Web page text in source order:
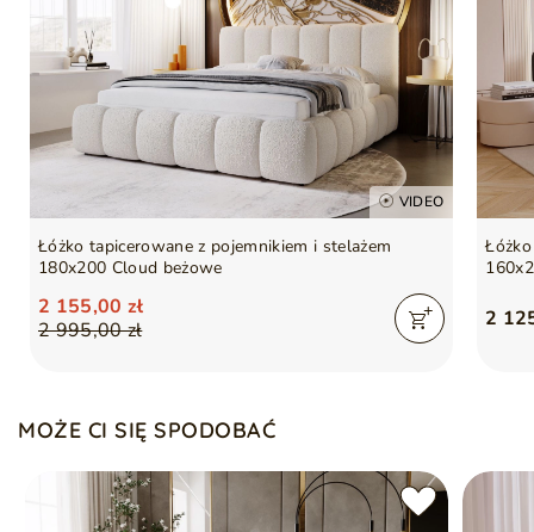
VIDEO
Łóżko tapicerowane z pojemnikiem i stelażem
180x200 Cloud beżowe
2 995,00 zł
2 155,00 zł 2
MOŻE CI SIĘ SPODOBAĆ